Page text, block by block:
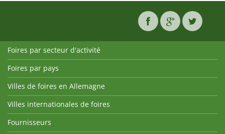
Foires par secteur d'activité
Foires par pays
Villes de foires en Allemagne
Villes internationales de foires
Fournisseurs